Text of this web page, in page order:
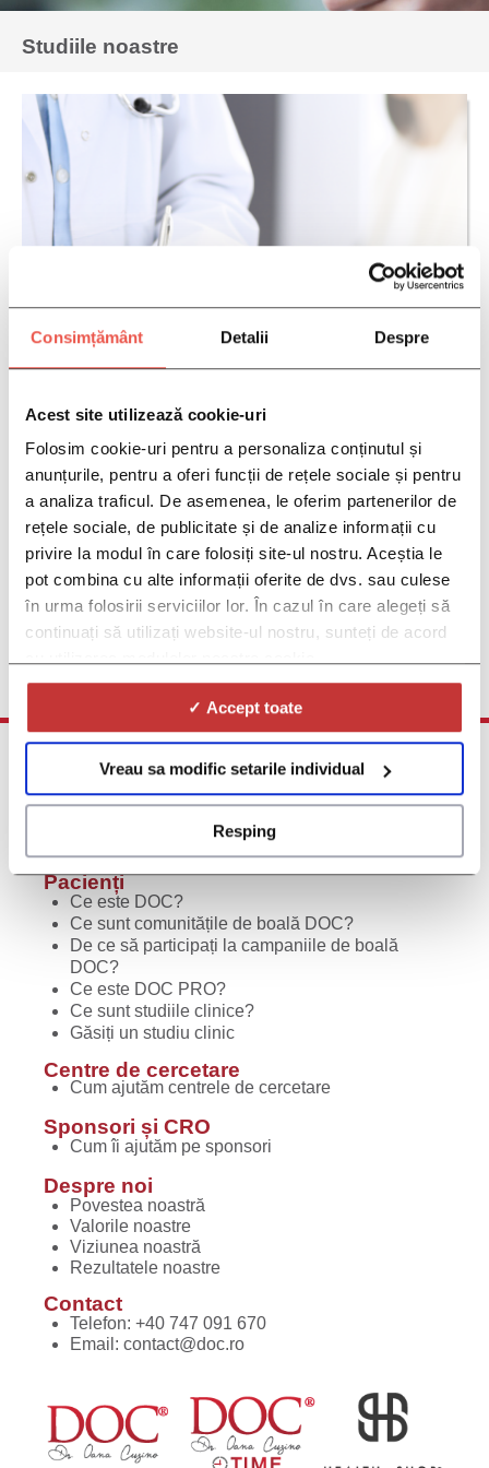
Consimțământ Detalii Despre
Acest site utilizează cookie-uri
Folosim cookie-uri pentru a personaliza conținutul și
anunțurile, pentru a oferi funcții de rețele sociale și pentru
a analiza traficul. De asemenea, le oferim partenerilor de
rețele sociale, de publicitate și de analize informații cu
privire la modul în care folosiți site-ul nostru. Aceștia le
pot combina cu alte informații oferite de dvs. sau culese
în urma folosirii serviciilor lor. În cazul în care alegeți să
continuați să utilizați website-ul nostru, sunteți de acord
✓ Accept toate
Vreau sa modific setarile individual
Resping
Studiile noastre
Studii viitoare despre Dermatita atopică
Dacă suferiți de dermatită atopică și sunteți interesat(ă) de mai
multe informații despre viitoarele studii clinice privind dermatita
atopică, vă rugăm să completați acest formular și veți fi printre
primii care vor afla atunci când astfel de studii devin disponibile
Click aici pentru înscriere
Pacienți
Ce este DOC?
Ce sunt comunitățile de boală DOC?
De ce să participați la campaniile de boală
DOC?
Ce este DOC PRO?
Ce sunt studiile clinice?
Găsiți un studiu clinic
Centre de cercetare
Cum ajutăm centrele de cercetare
Sponsori și CRO
Cum îi ajutăm pe sponsori
Despre noi
Povestea noastră
Valorile noastre
Viziunea noastră
Rezultatele noastre
Contact
Telefon: +40 747 091 670
Email: contact@doc.ro